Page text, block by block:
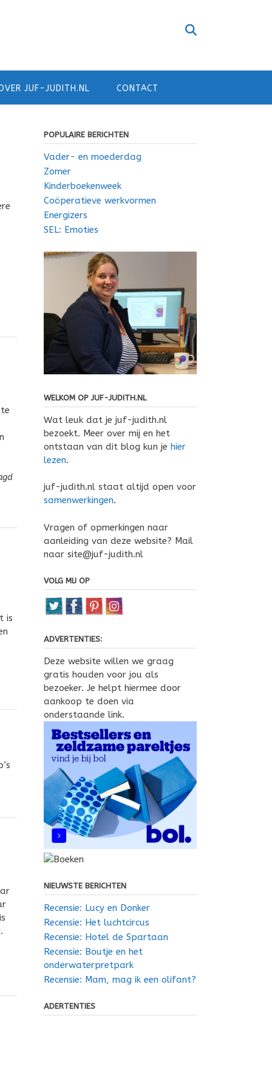
JUF-JUDITH.NL CONTACT
is
POPULAIRE BERICHTEN
Vader- en moederdag
Zomer
Kinderboekenweek
Coöperatieve werkvormen
Energizers
SEL: Emoties
WELKOM OP JUF-JUDITH.NL
Wat leuk dat je juf-judith.nl
bezoekt. Meer over mij en het
ontstaan van dit blog kun je hier
lezen.
juf-judith.nl staat altijd open voor
samenwerkingen.
Vragen of opmerkingen naar
aanleiding van deze website? Mail
naar site@juf-judith.nl
VOLG MIJ OP
ADVERTENTIES:
Deze website willen we graag
gratis houden voor jou als
bezoeker. Je helpt hiermee door
aankoop te doen via
onderstaande link.
NIEUWSTE BERICHTEN
Recensie: Lucy en Donker
Recensie: Het luchtcircus
Recensie: Hotel de Spartaan
Recensie: Boutje en het
onderwaterpretpark
Recensie: Mam, mag ik een olifant?
ADERTENTIES